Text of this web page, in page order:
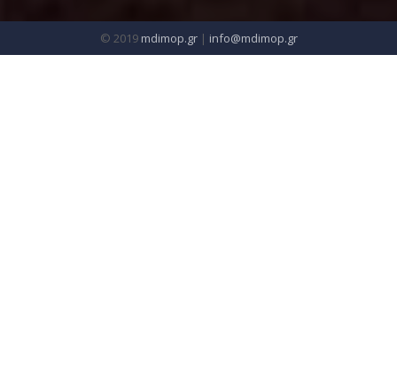
© 2019 mdimop.gr| info@mdimop.gr